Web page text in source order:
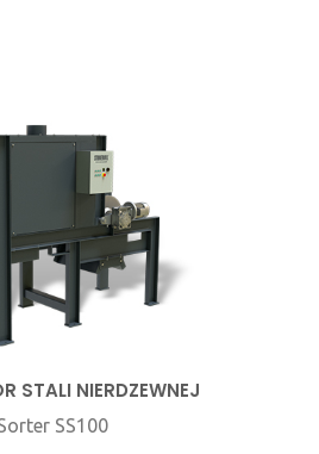
STALI NIERDZEWNEJ
SS100